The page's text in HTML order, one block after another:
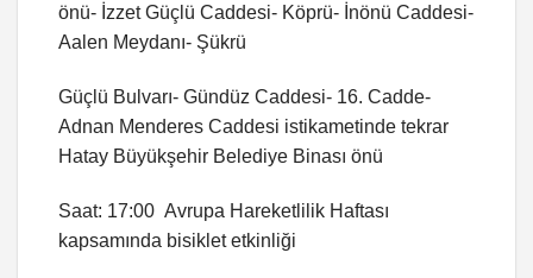
önü- İzzet Güçlü Caddesi- Köprü- İnönü Caddesi-
Aalen Meydanı- Şükrü
Güçlü Bulvarı- Gündüz Caddesi- 16. Cadde-
Adnan Menderes Caddesi istikametinde tekrar
Hatay Büyükşehir Belediye Binası önü
Saat: 17:00 Avrupa Hareketlilik Haftası
kapsamında bisiklet etkinliği